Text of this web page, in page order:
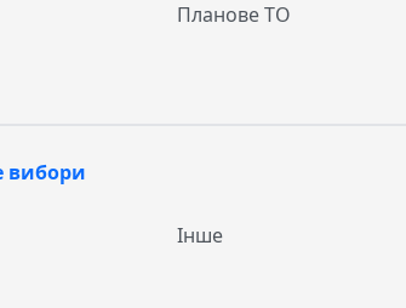
Планове ТО
вибори
Інше